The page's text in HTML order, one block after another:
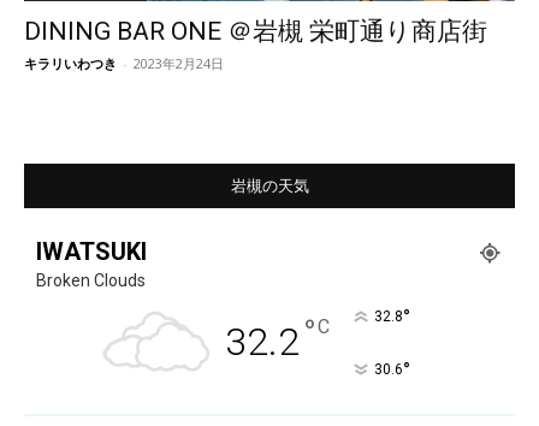
DINING BAR ONE ＠岩槻 栄町通り商店街
キラリいわつき - 2023年2月24日
岩槻の天気
IWATSUKI
Broken Clouds
32.2°C 32.8°
30.6°